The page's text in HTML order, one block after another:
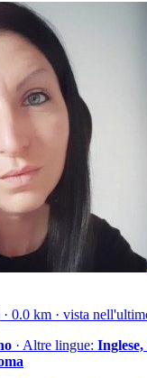
0.0 km · vista
· Altre lingue: Inglese,